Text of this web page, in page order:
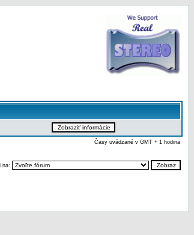
Časy uvádzané v GMT + 1 hodina
na: